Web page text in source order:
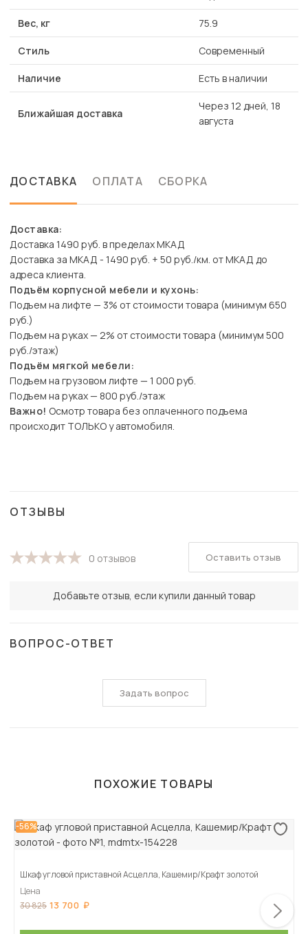
Вес, кг 75.9
Стиль Современный
Наличие Есть в наличии
Ближайшая доставка
Через 12 дней, 18
августа
ДОСТАВКА ОПЛАТА СБОРКА
Доставка:
Доставка 1490 руб. в пределах МКАД
Доставка за МКАД - 1490 руб. + 50 руб./км. от МКАД до
адреса клиента.
Подъём корпусной мебели и кухонь:
Подъем на лифте — 3% от стоимости товара (минимум 650
руб.)
Подъем на руках — 2% от стоимости товара (минимум 500
руб./этаж)
Подъём мягкой мебели:
Подъем на грузовом лифте — 1 000 руб.
Подъем на руках — 800 руб./этаж
Важно! Осмотр товара без оплаченного подъема
происходит ТОЛЬКО у автомобиля.
ОТЗЫВЫ
0 отзывов
Добавьте отзыв, если купили данный товар
Оставить отзыв
ВОПРОС-ОТВЕТ
Задать вопрос
ПОХОЖИЕ ТОВАРЫ
-56%
Шкаф угловой приставной Асцелла, Кашемир/Крафт золотой
Цена
30 825 13 700